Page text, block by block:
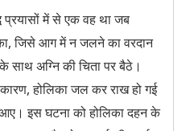
प्रयासों में से एक वह था जब
जिसे आग में न जलने का वरदान
साथ अग्नि की चिता पर बैठे।
होलिका जल कर राख हो गई
आए। इस घटना को होलिका दहन के